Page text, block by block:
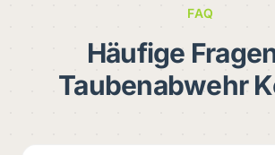
FAQ
Häufige
Taubenabwehr